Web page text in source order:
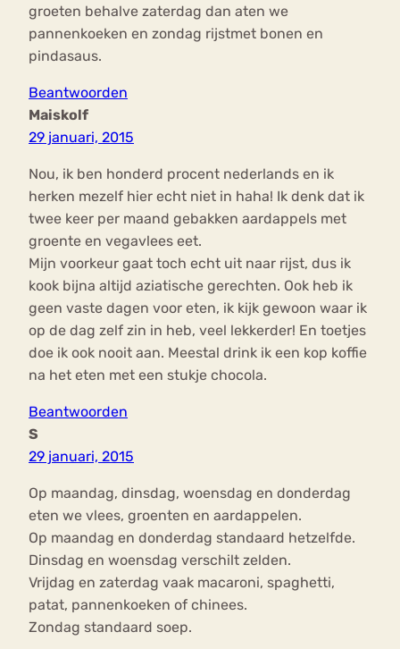
groeten behalve zaterdag dan aten we
pannenkoeken en zondag rijstmet bonen en
pindasaus.
Beantwoorden
Maiskolf
29 januari, 2015
Nou, ik ben honderd procent nederlands en ik
herken mezelf hier echt niet in haha! Ik denk dat ik
twee keer per maand gebakken aardappels met
groente en vegavlees eet.
Mijn voorkeur gaat toch echt uit naar rijst, dus ik
kook bijna altijd aziatische gerechten. Ook heb ik
geen vaste dagen voor eten, ik kijk gewoon waar ik
op de dag zelf zin in heb, veel lekkerder! En toetjes
doe ik ook nooit aan. Meestal drink ik een kop koffie
na het eten met een stukje chocola.
Beantwoorden
S
29 januari, 2015
Op maandag, dinsdag, woensdag en donderdag
eten we vlees, groenten en aardappelen.
Op maandag en donderdag standaard hetzelfde.
Dinsdag en woensdag verschilt zelden.
Vrijdag en zaterdag vaak macaroni, spaghetti,
patat, pannenkoeken of chinees.
Zondag standaard soep.